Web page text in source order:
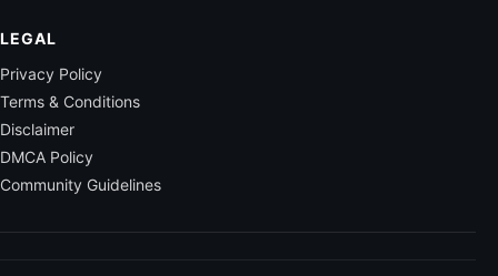
LEGAL
Privacy Policy
Terms & Conditions
Disclaimer
DMCA Policy
Community Guidelines